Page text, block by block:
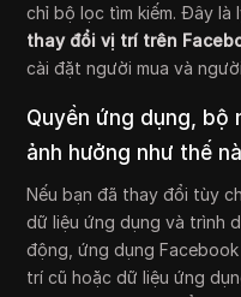
chỉ bộ lọc tìm kiếm. Đây là
thay đổi vị trí trên
cài đặt người mua và
Quyền ứng dụng, bộ
ảnh hưởng như thế
Nếu bạn đã thay đổi tùy
dữ liệu ứng dụng và trình
động, ứng dụng
trí cũ hoặc dữ liệu ứng